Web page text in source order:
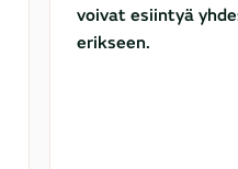
voivat esiintyä
erikseen.